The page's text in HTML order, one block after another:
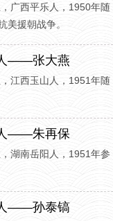
广西平乐人，1950年随
美援朝战争。
——张大燕
江西玉山人，1951年随
——朱再保
湖南岳阳人，1951年参
——孙泰镐